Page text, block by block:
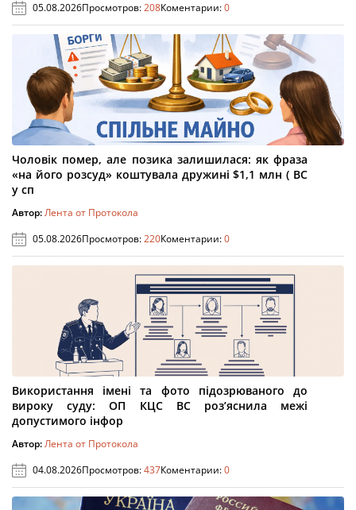
05.08.2026Просмотров:208Коментарии:0
Чоловік помер, але позика залишилася: як фраза
«на його розсуд» коштувала дружині $1,1 млн ( ВС
у сп
Автор:Лента от Протокола
05.08.2026Просмотров:220Коментарии:0
Використання імені та фото підозрюваного до
вироку суду: ОП КЦС ВС роз’яснила межі
допустимого інфор
Автор:Лента от Протокола
04.08.2026Просмотров:437Коментарии:0